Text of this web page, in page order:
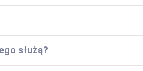
służą?